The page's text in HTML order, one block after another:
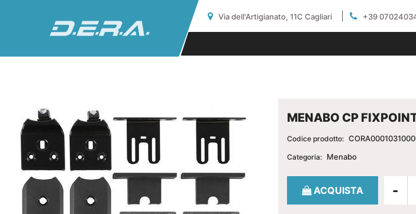
Via dell'Artigianato, 11C Cagliari +39
MENABO CP
Codice prodotto:
Categoria: Menabo
Quantità
ACQUISTA